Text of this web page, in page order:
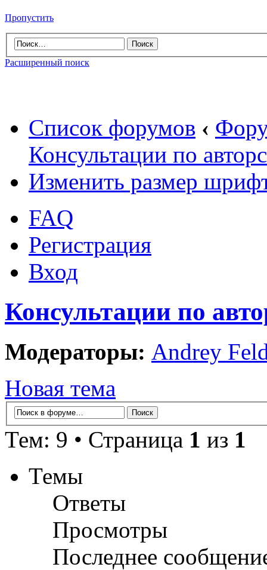
Пропустить
Расширенный поиск
Список форумов ‹
Консультации по
Изменить размер
FAQ
Регистрация
Вход
Консультации по
Модераторы: Andrey
Новая тема
Тем: 9 • Страница 1 из 1
Темы
Ответы
Просмотры
Последнее